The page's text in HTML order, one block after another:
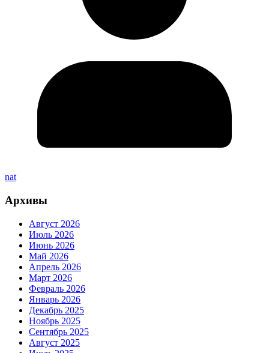
nat
Архивы
Август 2026
Июль 2026
Июнь 2026
Май 2026
Апрель 2026
Март 2026
Февраль 2026
Январь 2026
Декабрь 2025
Ноябрь 2025
Сентябрь 2025
Август 2025